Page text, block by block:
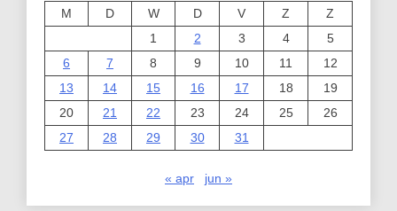
M
D W D V Z
Z
1
2 3 4
5
6
7 8 9 10 11
12
13
14 15 16 17 18
19
20
21 22 23 24 25
26
27
28 29 30 31
« apr jun »